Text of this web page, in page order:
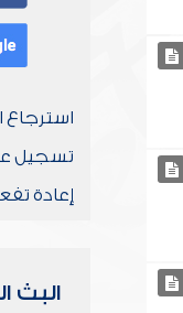
استرجاع
تسجيل
إعادة
البث